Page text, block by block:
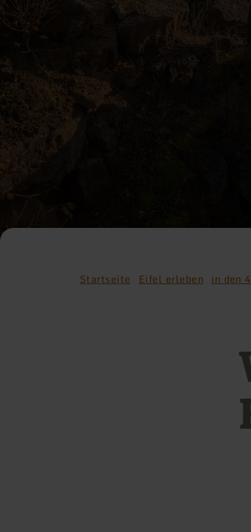
Startseite Eifel erleben in den